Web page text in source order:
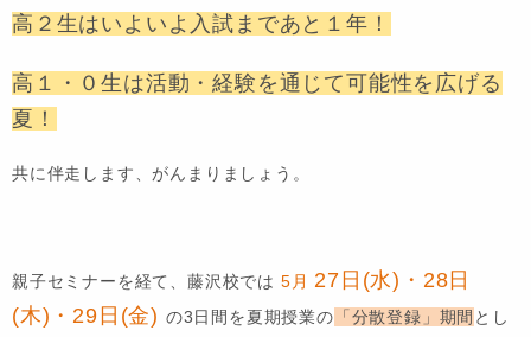
高２生はいよいよ入試まであと１年！
高１・０生は活動・経験を通じて可能性を広げる
夏！
共に伴走します、がんまりましょう。
親子セミナーを経て、藤沢校では 5月 27日(水)・28日
(木)・29日(金) の3日間を夏期授業の 「分散登録」期間 とし